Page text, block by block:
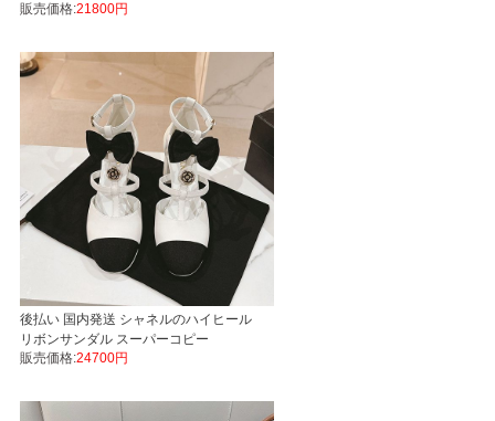
販売価格:21800円
後払い 国内発送 シャネルのハイヒール
リボンサンダル スーパーコピー
販売価格:24700円